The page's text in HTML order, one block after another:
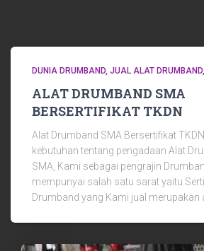
DUNIA DRUMBAND JUAL ALAT DRUMBAND
ALAT DRUMBAND SMA
BERSERTIFIKAT TKDN
Alat Drumband SMA Bersertifikat
kebutuhan tentang pengadaan Alat
SMA, Kami sebagai pengrajin
mempunyai salah satu sarat yaitu
Drumband yang Kami jual merupakan